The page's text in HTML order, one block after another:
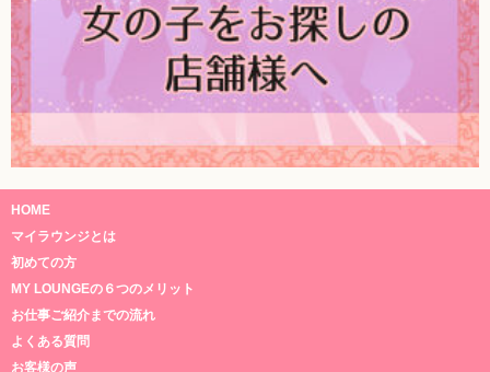
HOME
マイラウンジとは
初めての方
MY LOUNGEの６つのメリット
お仕事ご紹介までの流れ
よくある質問
お客様の声